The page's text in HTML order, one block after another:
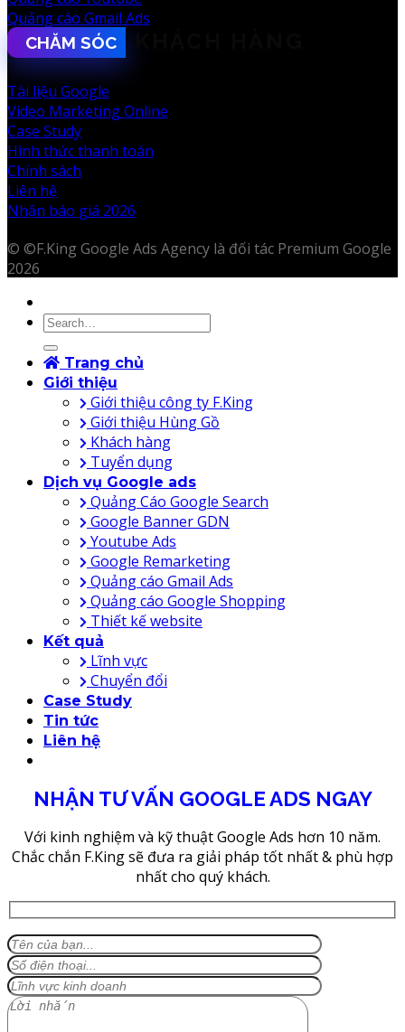
Quảng cáo Gmail Ads
CHĂM SÓC
Tài liệu Google
Video Marketing Online
Case Study
Hình thức thanh toán
Chính sách
Liên hệ
Nhận báo giá 2026
© ©F.King Google Ads Agency là đối tác Premium Google
2026
Trang chủ
Giới thiệu
Giới thiệu công ty F.King
Giới thiệu Hùng Gồ
Khách hàng
Tuyển dụng
Dịch vụ Google ads
Quảng Cáo Google Search
Google Banner GDN
Youtube Ads
Google Remarketing
Quảng cáo Gmail Ads
Quảng cáo Google Shopping
Thiết kế website
Kết quả
Lĩnh vực
Chuyển đổi
Case Study
Tin tức
Liên hệ
NHẬN TƯ VẤN GOOGLE ADS NGAY
Với kinh nghiệm và kỹ thuật Google Ads hơn 10 năm.
Chắc chắn F.King sẽ đưa ra giải pháp tốt nhất & phù hợp
nhất cho quý khách.